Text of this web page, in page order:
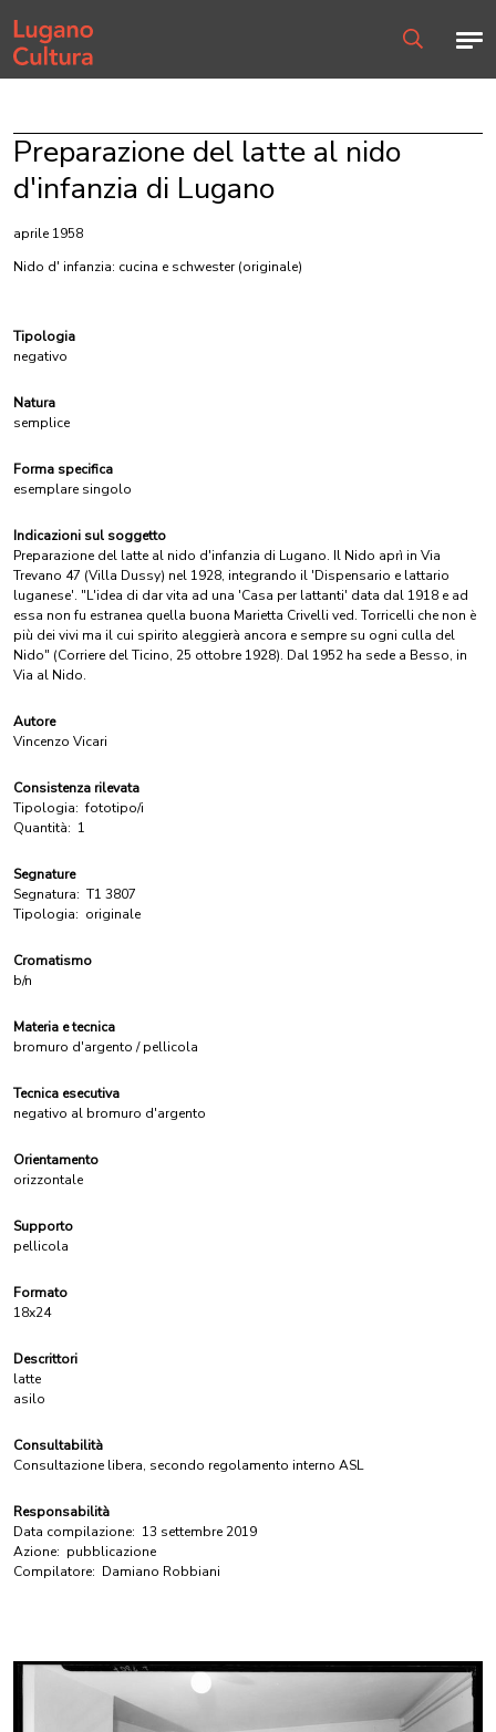
Home page
Preparazione del latte al nido
d'infanzia di Lugano
aprile 1958
Nido d' infanzia: cucina e schwester (originale)
Tipologia
negativo
Natura
semplice
Forma specifica
esemplare singolo
Indicazioni sul soggetto
Preparazione del latte al nido d'infanzia di Lugano. Il Nido aprì in Via
Trevano 47 (Villa Dussy) nel 1928, integrando il 'Dispensario e lattario
luganese'. "L'idea di dar vita ad una 'Casa per lattanti' data dal 1918 e ad
essa non fu estranea quella buona Marietta Crivelli ved. Torricelli che non è
più dei vivi ma il cui spirito aleggierà ancora e sempre su ogni culla del
Nido" (Corriere del Ticino, 25 ottobre 1928). Dal 1952 ha sede a Besso, in
Via al Nido.
Autore
Vincenzo Vicari
Consistenza rilevata
Tipologia: fototipo/i
Quantità: 1
Segnature
Segnatura: T1 3807
Tipologia: originale
Cromatismo
b/n
Materia e tecnica
bromuro d'argento / pellicola
Tecnica esecutiva
negativo al bromuro d'argento
Orientamento
orizzontale
Supporto
pellicola
Formato
18x24
Descrittori
latte
asilo
Consultabilità
Consultazione libera, secondo regolamento interno ASL
Responsabilità
Data compilazione: 13 settembre 2019
Azione: pubblicazione
Compilatore: Damiano Robbiani